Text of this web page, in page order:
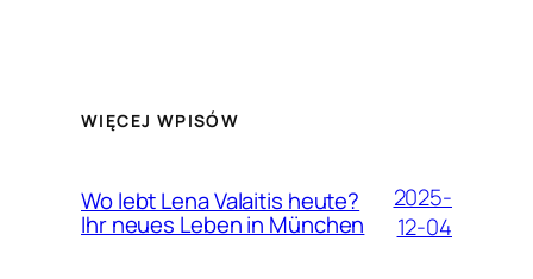
WIĘCEJ WPISÓW
Wo lebt Lena Valaitis heute?
Ihr neues Leben in München
2025-
12-04